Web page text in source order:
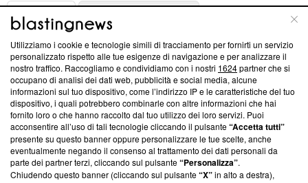
ABOUT
Questa sezione offre informazioni trasparenti su Blasting
News, sui nostri processi editoriali e su come ci impegniamo a
creare news di qualità. Inoltre, afferma la nostra aderenza a
‘Trust Project - News with Integrity’Blasting News non è
ancora membro del programma, ma ha richiesto di farne
parte; Trust Project non ha ancora effettuato una verifica di
conformità agli standard.
Su di noi
Utilizziamo i cookie e tecnologie simili di tracciamento per fornirti un servizio
personalizzato rispetto alle tue esigenze di navigazione e per analizzare il
nostro traffico. Raccogliamo e condividiamo con i nostri 1624partner che si
occupano di analisi dei dati web, pubblicità e social media, alcune
informazioni sul tuo dispositivo, come l’indirizzo IP e le caratteristiche del tuo
dispositivo, i quali potrebbero combinarle con altre informazioni che hai
fornito loro o che hanno raccolto dal tuo utilizzo dei loro servizi. Puoi
acconsentire all’uso di tali tecnologie cliccando il pulsante“Accetta tutti”
presente su questo banner oppure personalizzare le tue scelte, anche
eventualmente negando il consenso al trattamento dei dati personali da
parte dei partner terzi, cliccando sul pulsante“Personalizza”.
Chiudendo questo banner (cliccando sul pulsante“X”in alto a destra),